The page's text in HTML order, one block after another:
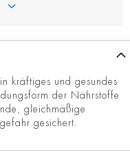
kräftiges und gesundes
der Nährstoffe
gleichmäßige
gesichert.